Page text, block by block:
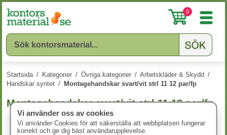
0
Startsida / Kategorier / Övriga kategorier / Arbetskläder & Skydd /
Handskar syntet / Montagehandskar svart/vit strl 11 12 par/fp
Montagehandskar svart/vit strl 11 12 par/fp
Vi använder oss av cookies
Vi använder Cookies för att säkerställa att webbplatsen fungerar
korrekt och ge dig bäst användarupplevelse.